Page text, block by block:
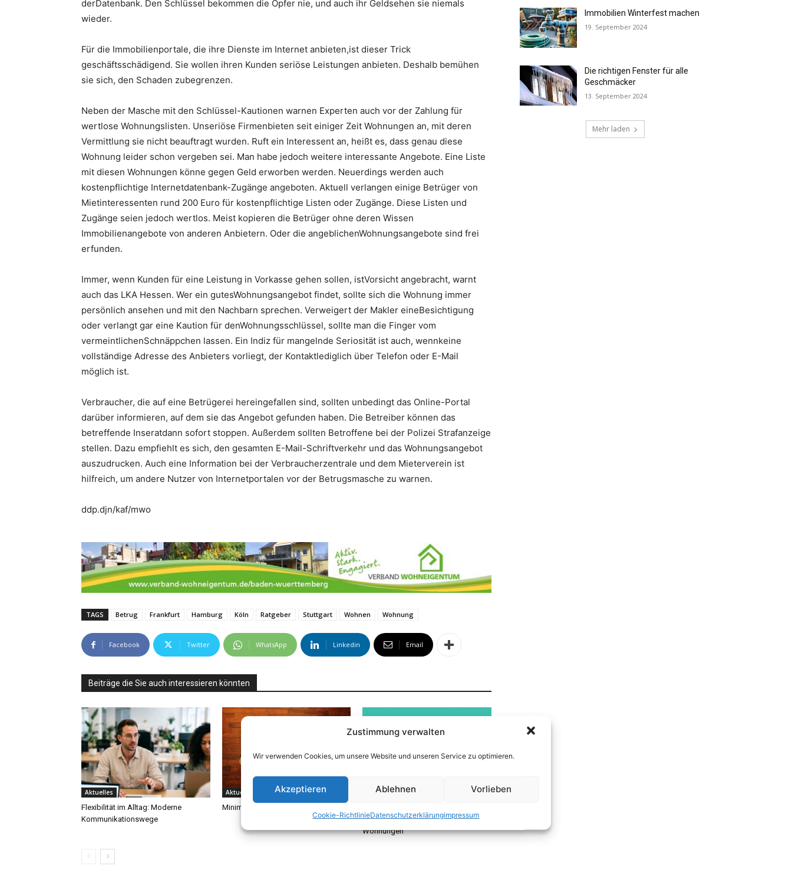
Zustimmung verwalten
Wir verwenden Cookies, um unsere Website und unseren Service zu optimieren.
Akzeptieren Ablehnen Vorlieben
Cookie-RichtlinieDatenschutzerklärungimpressum
derDatenbank. Den Schlüssel bekommen die Opfer nie, und auch ihr Geldsehen sie niemals
wieder.
Für die Immobilienportale, die ihre Dienste im Internet anbieten,ist dieser Trick
geschäftsschädigend. Sie wollen ihren Kunden seriöse Leistungen anbieten. Deshalb bemühen
sie sich, den Schaden zubegrenzen.
Neben der Masche mit den Schlüssel-Kautionen warnen Experten auch vor der Zahlung für
wertlose Wohnungslisten. Unseriöse Firmenbieten seit einiger Zeit Wohnungen an, mit deren
Vermittlung sie nicht beauftragt wurden. Ruft ein Interessent an, heißt es, dass genau diese
Wohnung leider schon vergeben sei. Man habe jedoch weitere interessante Angebote. Eine Liste
mit diesen Wohnungen könne gegen Geld erworben werden. Neuerdings werden auch
kostenpflichtige Internetdatenbank-Zugänge angeboten. Aktuell verlangen einige Betrüger von
Mietinteressenten rund 200 Euro für kostenpflichtige Listen oder Zugänge. Diese Listen und
Zugänge seien jedoch wertlos. Meist kopieren die Betrüger ohne deren Wissen
Immobilienangebote von anderen Anbietern. Oder die angeblichenWohnungsangebote sind frei
erfunden.
Immer, wenn Kunden für eine Leistung in Vorkasse gehen sollen, istVorsicht angebracht, warnt
auch das LKA Hessen. Wer ein gutesWohnungsangebot findet, sollte sich die Wohnung immer
persönlich ansehen und mit den Nachbarn sprechen. Verweigert der Makler eineBesichtigung
oder verlangt gar eine Kaution für denWohnungsschlüssel, sollte man die Finger vom
vermeintlichenSchnäppchen lassen. Ein Indiz für mangelnde Seriosität ist auch, wennkeine
vollständige Adresse des Anbieters vorliegt, der Kontaktlediglich über Telefon oder E-Mail
möglich ist.
Verbraucher, die auf eine Betrügerei hereingefallen sind, sollten unbedingt das Online-Portal
darüber informieren, auf dem sie das Angebot gefunden haben. Die Betreiber können das
betreffende Inseratdann sofort stoppen. Außerdem sollten Betroffene bei der Polizei Strafanzeige
stellen. Dazu empfiehlt es sich, den gesamten E-Mail-Schriftverkehr und das Wohnungsangebot
auszudrucken. Auch eine Information bei der Verbraucherzentrale und dem Mieterverein ist
hilfreich, um andere Nutzer von Internetportalen vor der Betrugsmasche zu warnen.
ddp.djn/kaf/mwo
TAGS Betrug Frankfurt Hamburg Köln Ratgeber Stuttgart Wohnen Wohnung
Facebook Twitter WhatsApp Linkedin Email
Beiträge die Sie auch interessieren könnten
Aktuelles
Flexibilität im Alltag: Moderne
Kommunikationswege
Aktuelles
Minimalismus im Alltag
Ratgeber für Immobilienkäufer
Preiskalkulation für Häuser &
Wohnungen
Immobilien Winterfest machen
19. September 2024
Die richtigen Fenster für alle
Geschmäcker
13. September 2024
Mehr laden